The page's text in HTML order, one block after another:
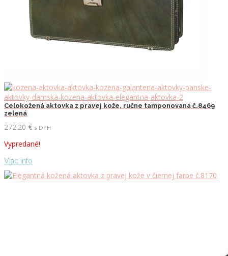
Celokožená aktovka z pravej kože, ručne tamponovaná č.8469
zelená
272.20 € s DPH
Vypredané!
Viac info